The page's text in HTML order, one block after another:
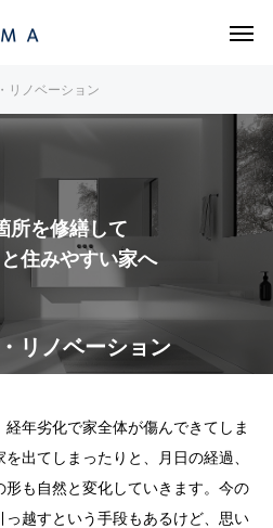
リノベーション
リノベーション
所を修繕して
住みやすい家へ
年劣化で家全体が傷んできてしま
出てしまったりと、月日の経過、
も自然と変化していきます。今の
越すという手段もあるけど、思い